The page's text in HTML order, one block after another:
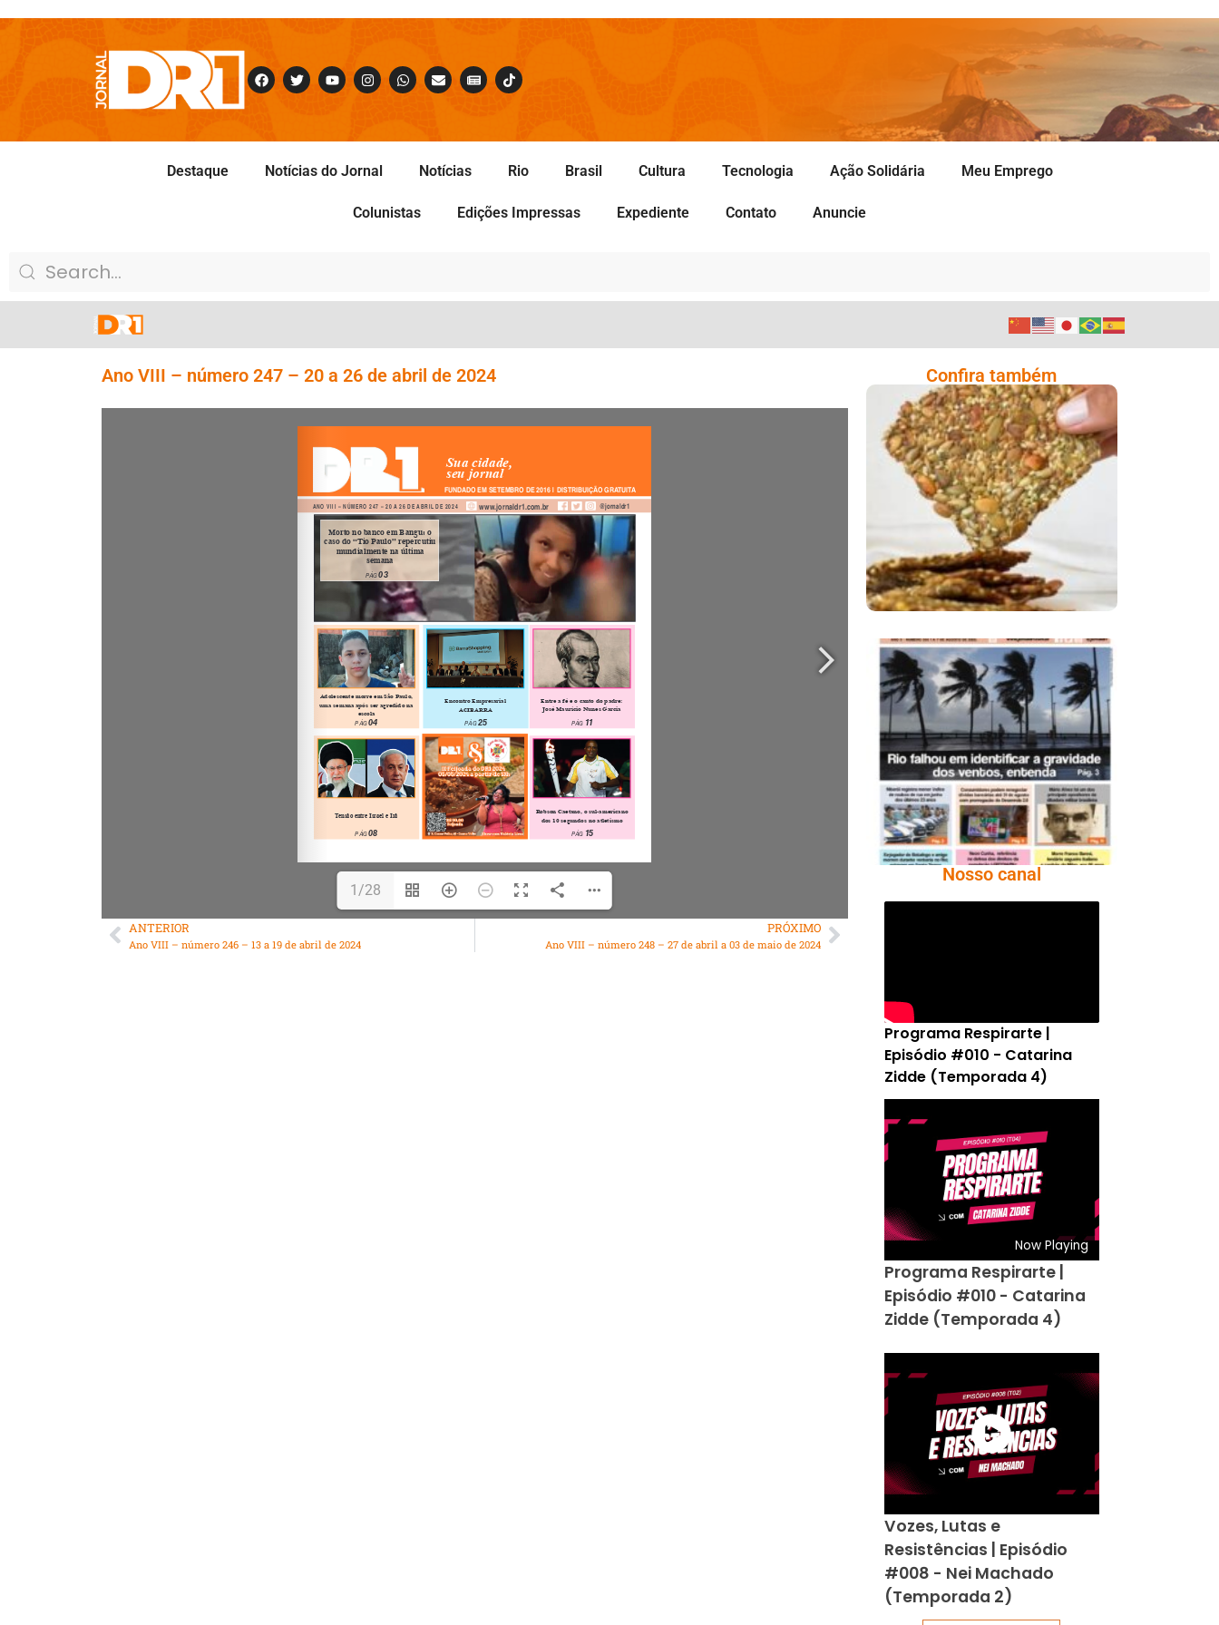
Destaque Notícias do Jornal Notícias Rio Brasil Cultura Tecnologia Ação Solidária Meu Emprego
Colunistas Edições Impressas Expediente Contato Anuncie
Ano VIII – número 247 – 20 a 26 de abril de 2024
1/28
ANTERIOR
Ano VIII – número 246 – 13 a 19 de abril de 2024
PRÓXIMO
Ano VIII – número 248 – 27 de abril a 03 de maio de 2024
Confira também
Comer Bem: Cracker
De Sementes
Ano X – Número 366
01 A 07 De Agosto De
2026
Nosso canal
Programa Respirarte |
Episódio #010 - Catarina
Zidde (Temporada 4)
Now Playing
Programa Respirarte |
Episódio #010 - Catarina
Zidde (Temporada 4)
Vozes, Lutas e
Resistências | Episódio
#008 - Nei Machado
(Temporada 2)